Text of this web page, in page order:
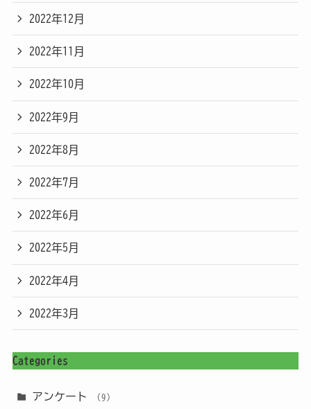
2022年12月
2022年11月
2022年10月
2022年9月
2022年8月
2022年7月
2022年6月
2022年5月
2022年4月
2022年3月
Categories
アンケート (9)